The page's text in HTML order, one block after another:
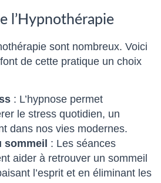
l’Hypnothérapie
sont nombreux. Voici
de cette pratique un choix
: L’hypnose permet
le stress quotidien, un
dans nos vies modernes.
sommeil : Les séances
aider à retrouver un sommeil
l’esprit et en éliminant les